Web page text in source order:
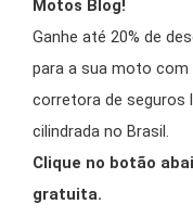
Motos Blog!
Ganhe até 20% de
para a sua moto com
corretora de seguros
cilindrada no Brasil.
Clique no botão
gratuita.